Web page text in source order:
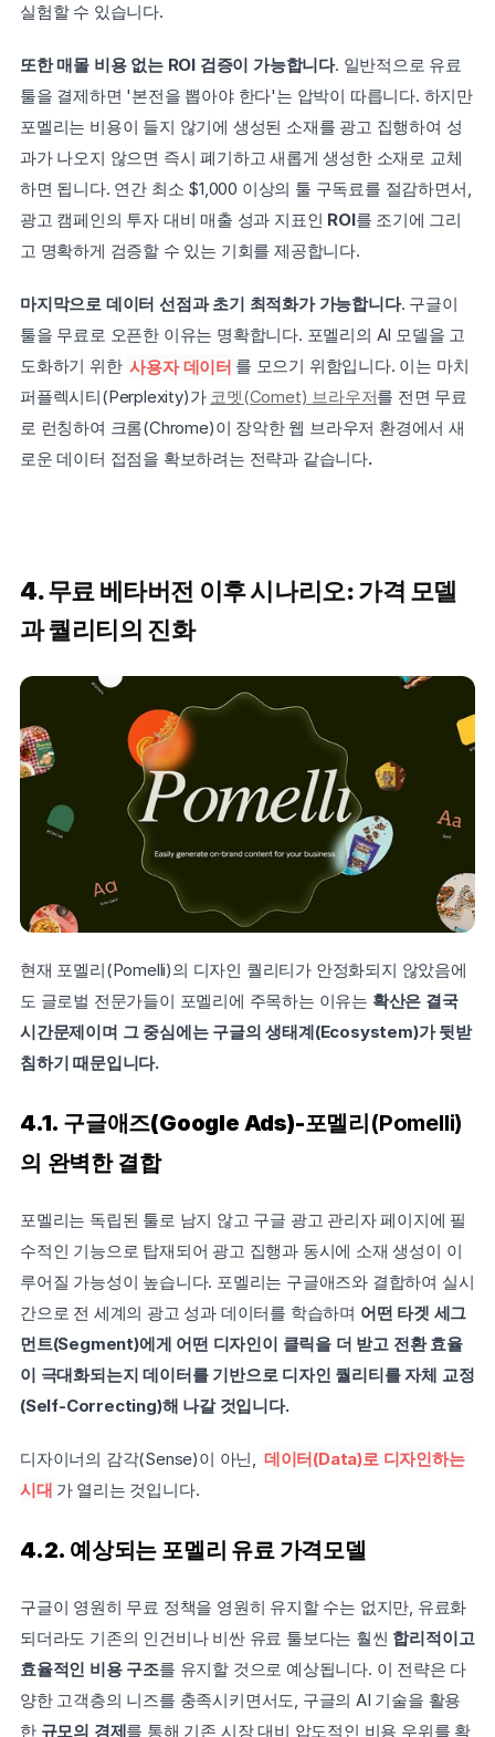
실험할 수 있습니다.
또한 매몰 비용 없는 ROI 검증이 가능합니다. 일반적으로 유료
툴을 결제하면 '본전을 뽑아야 한다'는 압박이 따릅니다. 하지만
포멜리는 비용이 들지 않기에 생성된 소재를 광고 집행하여 성
과가 나오지 않으면 즉시 폐기하고 새롭게 생성한 소재로 교체
하면 됩니다. 연간 최소 $1,000 이상의 툴 구독료를 절감하면서,
광고 캠페인의 투자 대비 매출 성과 지표인 ROI를 조기에 그리
고 명확하게 검증할 수 있는 기회를 제공합니다.
마지막으로 데이터 선점과 초기 최적화가 가능합니다. 구글이
툴을 무료로 오픈한 이유는 명확합니다. 포멜리의 AI 모델을 고
도화하기 위한 사용자 데이터 를 모으기 위함입니다. 이는 마치
퍼플렉시티(Perplexity)가 코멧(Comet) 브라우저를 전면 무료
로 런칭하여 크롬(Chrome)이 장악한 웹 브라우저 환경에서 새
로운 데이터 접점을 확보하려는 전략과 같습니다.
4. 무료 베타버전 이후 시나리오: 가격 모델
과 퀄리티의 진화
현재 포멜리(Pomelli)의 디자인 퀄리티가 안정화되지 않았음에
도 글로벌 전문가들이 포멜리에 주목하는 이유는 확산은 결국
시간문제이며 그 중심에는 구글의 생태계(Ecosystem)가 뒷받
침하기 때문입니다.
4.1. 구글애즈(Google Ads)-포멜리(Pomelli)
의 완벽한 결합
포멜리는 독립된 툴로 남지 않고 구글 광고 관리자 페이지에 필
수적인 기능으로 탑재되어 광고 집행과 동시에 소재 생성이 이
루어질 가능성이 높습니다. 포멜리는 구글애즈와 결합하여 실시
간으로 전 세계의 광고 성과 데이터를 학습하며 어떤 타겟 세그
먼트(Segment)에게 어떤 디자인이 클릭을 더 받고 전환 효율
이 극대화되는지 데이터를 기반으로 디자인 퀄리티를 자체 교정
(Self-Correcting)해 나갈 것입니다.
디자이너의 감각(Sense)이 아닌, 데이터(Data)로 디자인하는
시대 가 열리는 것입니다.
4.2. 예상되는 포멜리 유료 가격모델
구글이 영원히 무료 정책을 영원히 유지할 수는 없지만, 유료화
되더라도 기존의 인건비나 비싼 유료 툴보다는 훨씬 합리적이고
효율적인 비용 구조를 유지할 것으로 예상됩니다. 이 전략은 다
양한 고객층의 니즈를 충족시키면서도, 구글의 AI 기술을 활용
한 규모의 경제를 통해 기존 시장 대비 압도적인 비용 우위를 확